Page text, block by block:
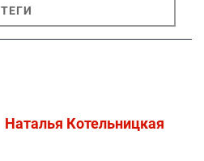
ТЕГИ
Наталья Котельницкая